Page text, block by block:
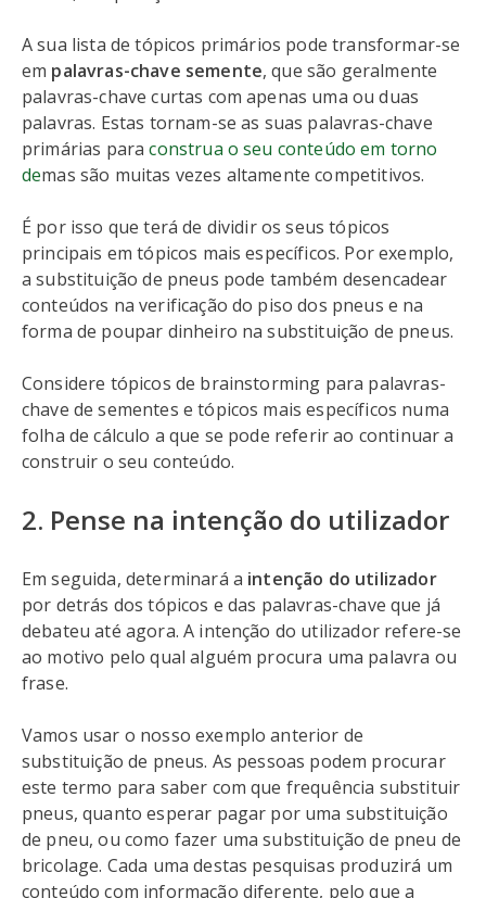
A sua lista de tópicos primários pode transformar-se
em palavras-chave semente, que são geralmente
palavras-chave curtas com apenas uma ou duas
palavras. Estas tornam-se as suas palavras-chave
primárias paraconstrua o seu conteúdo em torno
demas são muitas vezes altamente competitivos.
É por isso que terá de dividir os seus tópicos
principais em tópicos mais específicos. Por exemplo,
a substituição de pneus pode também desencadear
conteúdos na verificação do piso dos pneus e na
forma de poupar dinheiro na substituição de pneus.
Considere tópicos de brainstorming para palavras-
chave de sementes e tópicos mais específicos numa
folha de cálculo a que se pode referir ao continuar a
construir o seu conteúdo.
2. Pense na intenção do utilizador
Em seguida, determinará a intenção do utilizador
por detrás dos tópicos e das palavras-chave que já
debateu até agora. A intenção do utilizador refere-se
ao motivo pelo qual alguém procura uma palavra ou
frase.
Vamos usar o nosso exemplo anterior de
substituição de pneus. As pessoas podem procurar
este termo para saber com que frequência substituir
pneus, quanto esperar pagar por uma substituição
de pneu, ou como fazer uma substituição de pneu de
bricolage. Cada uma destas pesquisas produzirá um
conteúdo com informação diferente, pelo que a